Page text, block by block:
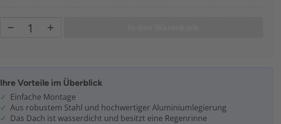
Ihre Vorteile im Überblick
Einfache Montage
Aus robustem Stahl und hochwertiger Aluminiumlegierung
Das Dach ist wasserdicht und besitzt eine Regenrinne